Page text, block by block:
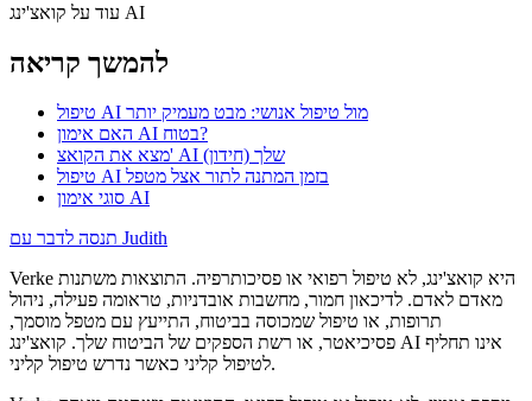
עוד על קואצ'ינג AI
להמשך קריאה
טיפול AI מול טיפול אנושי: מבט מעמיק יותר
האם אימון AI בטוח?
מצא את הקואצ' AI שלך (חידון)
טיפול AI בזמן המתנה לתור אצל מטפל
סוגי אימון AI
תנסה לדבר עם Judith
Verke היא קואצ'ינג, לא טיפול רפואי או פסיכותרפיה. התוצאות משתנות
מאדם לאדם. לדיכאון חמור, מחשבות אובדניות, טראומה פעילה, ניהול
תרופות, או טיפול שמכוסה בביטוח, התייעץ עם מטפל מוסמך,
פסיכיאטר, או רשת הספקים של הביטוח שלך. קואצ'ינג AI אינו תחליף
לטיפול קליני כאשר נדרש טיפול קליני.